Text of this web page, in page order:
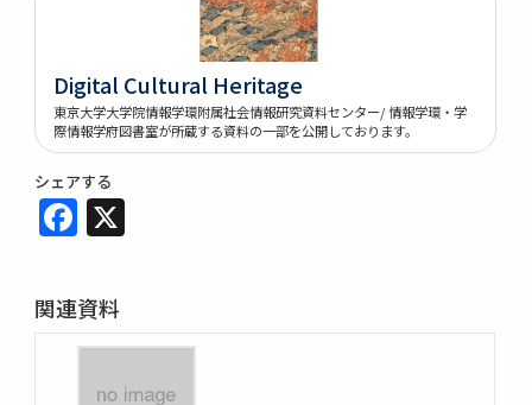
Digital Cultural Heritage
東京大学大学院情報学環附属社会情報研究資料センター/ 情報学環・学
際情報学府図書室が所蔵する資料の一部を公開しております。
シェアする
Facebook
関連資料